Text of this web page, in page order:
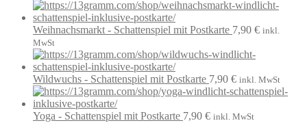
Weihnachsmarkt - Schattenspiel mit Postkarte 7,90 € inkl.
MwSt
Wildwuchs - Schattenspiel mit Postkarte 7,90 € inkl. MwSt
Yoga - Schattenspiel mit Postkarte 7,90 € inkl. MwSt